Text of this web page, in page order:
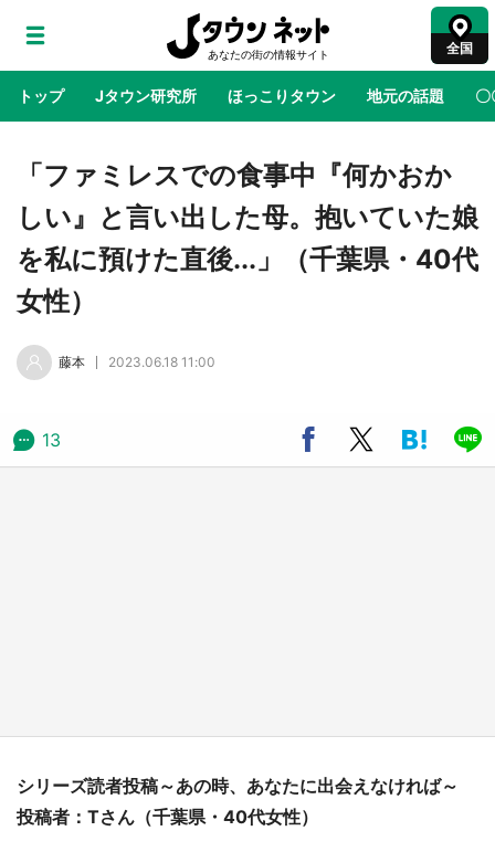
全国
トップ Jタウン研究所 ほっこりタウン 地元の話題 〇
地域×二次元 絶景 あの時はありがとう 物語がはじ
ラプラス・ダークネスが栃木県を征服！？ 県
公式プロモ動画で「聖地」が生産されてます
む 六本木ヒルズ展望台でコラボ、本邦初公開
日向翔陽＆影山飛雄が笹かまを食べる！ アニ
メ『ハイキュー！！』×老舗「鐘崎」コラボで
「ファミレスでの食事中『何かおか
しい』と言い出した母。抱いていた娘
を私に預けた直後...」（千葉県・40代
女性）
藤本 2023.06.18 11:00
13
シリーズ読者投稿～あの時、あなたに出会えなければ～
投稿者：Tさん（千葉県・40代女性）